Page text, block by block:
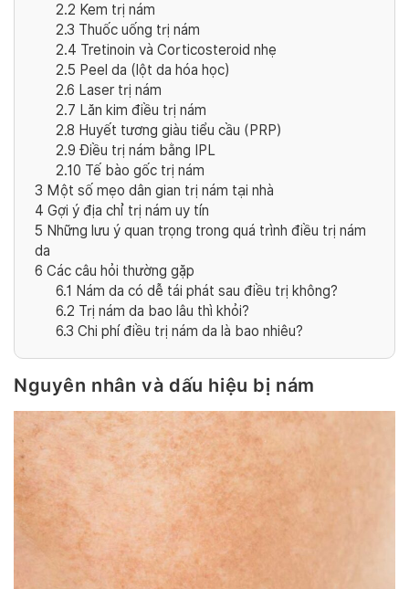
2.2 Kem trị nám
2.3 Thuốc uống trị nám
2.4 Tretinoin và Corticosteroid nhẹ
2.5 Peel da (lột da hóa học)
2.6 Laser trị nám
2.7 Lăn kim điều trị nám
2.8 Huyết tương giàu tiểu cầu (PRP)
2.9 Điều trị nám bằng IPL
2.10 Tế bào gốc trị nám
3 Một số mẹo dân gian trị nám tại nhà
4 Gợi ý địa chỉ trị nám uy tín
5 Những lưu ý quan trọng trong quá trình điều trị nám
da
6 Các câu hỏi thường gặp
6.1 Nám da có dễ tái phát sau điều trị không?
6.2 Trị nám da bao lâu thì khỏi?
6.3 Chi phí điều trị nám da là bao nhiêu?
Nguyên nhân và dấu hiệu bị nám